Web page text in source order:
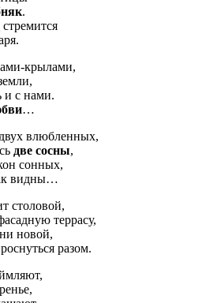
.
крылами,
и с нами.
…
влюбленных,
две сосны,
сонных,
видны…
столовой,
террасу,
новой,
разом.